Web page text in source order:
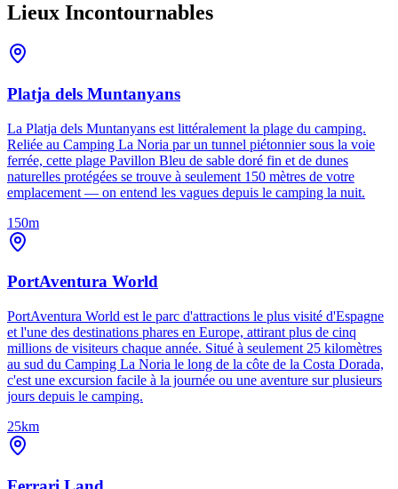
Lieux Incontournables
Platja dels Muntanyans
La Platja dels Muntanyans est littéralement la plage du camping.
Reliée au Camping La Noria par un tunnel piétonnier sous la voie
ferrée, cette plage Pavillon Bleu de sable doré fin et de dunes
naturelles protégées se trouve à seulement 150 mètres de votre
emplacement — on entend les vagues depuis le camping la nuit.
150m
PortAventura World
PortAventura World est le parc d'attractions le plus visité d'Espagne
et l'une des destinations phares en Europe, attirant plus de cinq
millions de visiteurs chaque année. Situé à seulement 25 kilomètres
au sud du Camping La Noria le long de la côte de la Costa Dorada,
c'est une excursion facile à la journée ou une aventure sur plusieurs
jours depuis le camping.
25km